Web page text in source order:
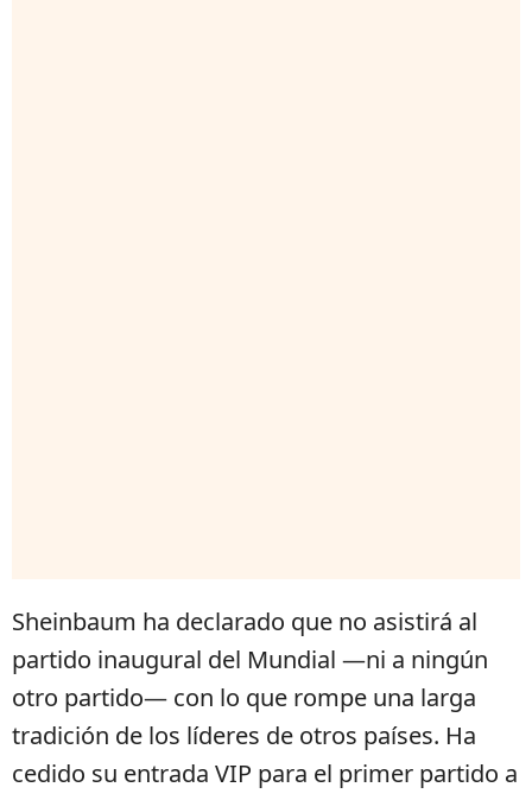
Sheinbaum ha declarado que no asistirá al
partido inaugural del Mundial —ni a ningún
otro partido— con lo que rompe una larga
tradición de los líderes de otros países. Ha
cedido su entrada VIP para el primer partido a